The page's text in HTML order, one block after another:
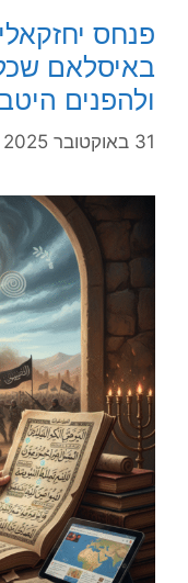
פנחס
באיסלאם שכל
ולהפנים היטב
31 באוקטובר 2025